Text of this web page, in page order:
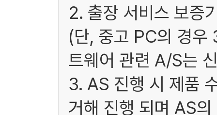
2. 출장 서비스 보증
(단, 중고 PC의 경우
트웨어 관련 A/S는
3. AS 진행 시 제품
거해 진행 되며 AS